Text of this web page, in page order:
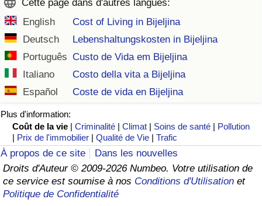
Cette page dans d'autres langues:
English
Cost of Living in Bijeljina
Deutsch
Lebenshaltungskosten in Bijeljina
Português Custo de Vida em Bijeljina
Italiano
Costo della vita a Bijeljina
Español
Coste de vida en Bijeljina
Plus d'information:
Coût de la vie |Criminalité |Climat | Soins de santé | Pollution
| Prix de l'immobilier |Qualité de Vie |Trafic
À propos de ce site
Dans les nouvelles
Droits d'Auteur © 2009-2026 Numbeo. Votre utilisation de
ce service est soumise à nos Conditions d'Utilisation et
Politique de Confidentialité